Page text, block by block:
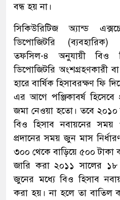
বন্ধ হয় না।
সিকিউরিটিজ অ্যান্ড
ডিপোজিটরি (ব্যবহারিক)
তফসিল-৪ অনুযায়ী বিও
ডিপোজিটরি অংশগ্রহণকারী বা
হারে বার্ষিক হিসাবরক্ষণ ফি
এর আগে পঞ্জিকাবর্ষ হিসেবে
জমা নেওয়া হতো। তবে
বিও হিসাব নবায়নের সময়
প্রদানের সময় জুন মাস
৩০০ থেকে বাড়িয়ে ৫০০
জারি করা ২০১১ সালের ১৮
জুনের মধ্যে বিও হিসাব
করা হয়। না হলে তা বাতিল